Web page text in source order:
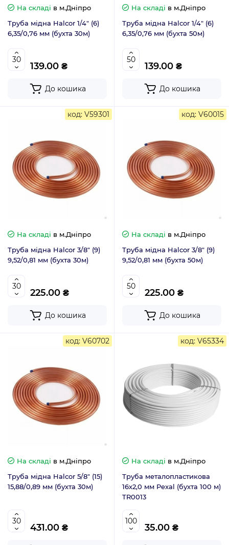
На складі в м.Дніпро
Труба мідна Halcor 1/4" (6)
6,35/0,76 мм (бухта 30м)
139.00 ₴
До кошика
На складі в м.Дніпро
Труба мідна Halcor 1/4" (6)
6,35/0,76 мм (бухта 50м)
139.00 ₴
До кошика
код: V59301
На складі в м.Дніпро
Труба мідна Halcor 3/8" (9)
9,52/0,81 мм (бухта 30м)
225.00 ₴
До кошика
код: V60015
На складі в м.Дніпро
Труба мідна Halcor 3/8" (9)
9,52/0,81 мм (бухта 50м)
225.00 ₴
До кошика
код: V60702
На складі в м.Дніпро
Труба мідна Halcor 5/8" (15)
15,88/0,89 мм (бухта 30м)
431.00 ₴
код: V65334
На складі в м.Дніпро
Труба металопластикова
16х2,0 мм Pexal (бухта 100 м)
TR0013
35.00 ₴